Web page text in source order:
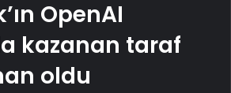
OpenAI
kazanan taraf
oldu